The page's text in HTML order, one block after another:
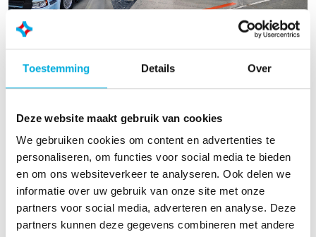
Toestemming Details Over
Deze website maakt gebruik van cookies
We gebruiken cookies om content en advertenties te
personaliseren, om functies voor social media te bieden
en om ons websiteverkeer te analyseren. Ook delen we
informatie over uw gebruik van onze site met onze
partners voor social media, adverteren en analyse. Deze
partners kunnen deze gegevens combineren met andere